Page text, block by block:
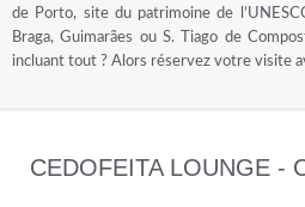
de Porto, site du patrimoine de
Braga, Guimarães ou S. Tiago de
incluant tout ? Alors réservez votre visite
CEDOFEITA LOUNGE -